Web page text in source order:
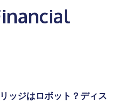
ッジはロボット？ディス